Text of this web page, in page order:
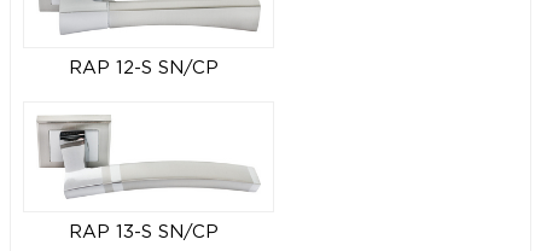
RAP 12-S SN/CP
RAP 13-S SN/CP